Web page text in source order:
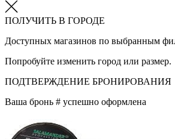
ПОЛУЧИТЬ В ГОРОДЕ
Доступных магазинов по выбранным
Попробуйте изменить город или размер.
ПОДТВЕРЖДЕНИЕ БРОНИРОВАНИЯ
Ваша бронь # успешно оформлена